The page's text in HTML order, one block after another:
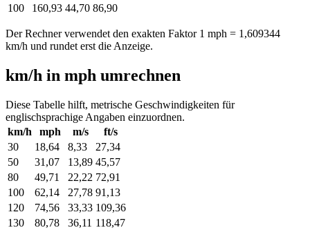
100
160,93 44,70 86,90
Der Rechner verwendet den exakten Faktor 1 mph = 1,609344
km/h und rundet erst die Anzeige.
km/h in mph umrechnen
Diese Tabelle hilft, metrische Geschwindigkeiten für
englischsprachige Angaben einzuordnen.
km/h
mph m/s
ft/s
30
18,64 8,33
27,34
50
31,07 13,89 45,57
80
49,71 22,22 72,91
100
62,14 27,78 91,13
120
74,56 33,33 109,36
130
80,78 36,11 118,47